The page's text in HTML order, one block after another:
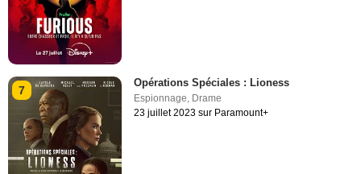
7
Opérations Spéciales : Lioness
Espionnage, Drame
23 juillet 2023 sur Paramount+